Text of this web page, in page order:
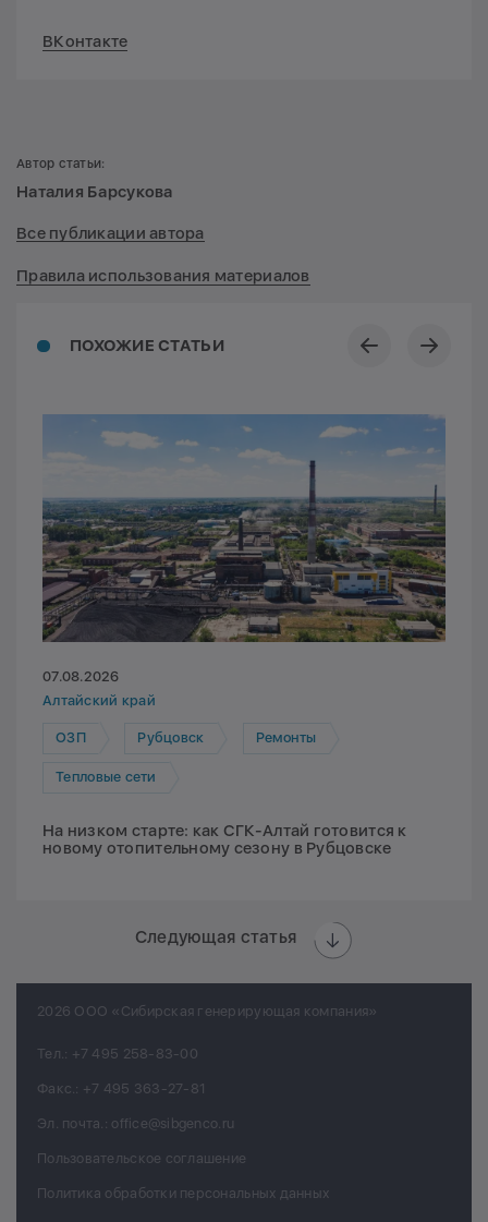
ВКонтакте
ПОХОЖИЕ СТАТЬИ
07.08.2026
Алтайский край
ОЗП Рубцовск Ремонты
Тепловые сети
На низком старте: как СГК-Алтай готовится к
новому отопительному сезону в Рубцовске
Следующая статья
Автор статьи:
Наталия Барсукова
Все публикации автора
Правила использования материалов
2026 ООО «Сибирская генерирующая компания»
Тел.: +7 495 258-83-00
Факс.: +7 495 363-27-81
Эл. почта.: office@sibgenco.ru
Пользовательское соглашение
Политика обработки персональных данных